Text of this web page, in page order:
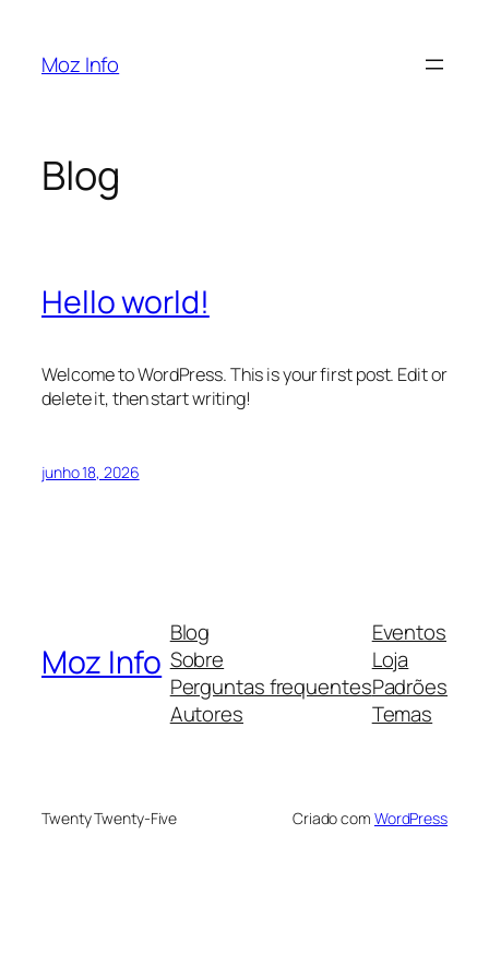
Moz Info
Blog
Hello world!
Welcome to WordPress. This is your first post. Edit or
delete it, then start writing!
junho 18, 2026
Moz Info
Blog
Sobre
Perguntas frequentes
Autores
Eventos
Loja
Padrões
Temas
Twenty Twenty-Five Criado com WordPress